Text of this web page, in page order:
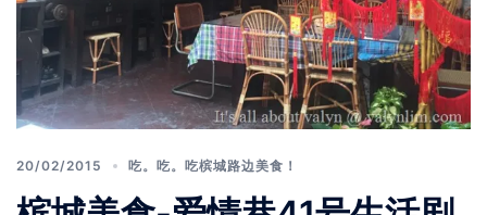
20/02/2015 吃。吃。吃槟城路边美食！